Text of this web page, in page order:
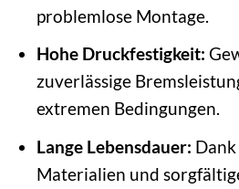
problemlose Montage.
Hohe Druckfestigkeit:
zuverlässige
extremen Bedingungen.
Lange Lebensdauer:
Materialien und